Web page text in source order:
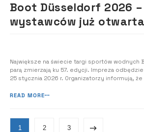
Boot Düsseldorf 2026
wystawców już otwarta
Największe na świecie targi sportów wodnych
parą zmierzają ku 57. edycji. Impreza
25 stycznia 2026 r. Organizatorzy informują,
rejestrować się jako wystawcy na targi, na
READ MORE
1 2 3